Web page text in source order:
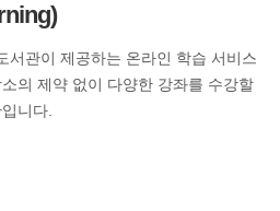
서관이 제공하는 온라인 학습 서비스
의 제약 없이 다양한 강좌를 수강할
니다.